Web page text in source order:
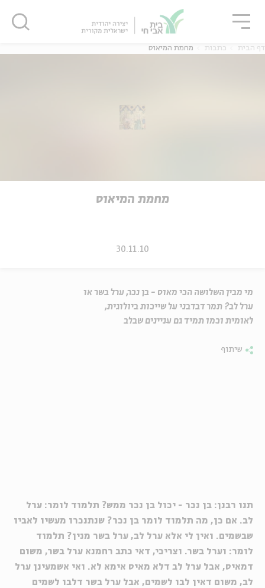
דף הבית כתבות מחמת המיאוס
מחמת המיאוס
30.11.10
מי מבין השלושה הכי מאוס - בן נכר, ערל בשר או
ערל לב? תמר דבדבני על שייכות ביולוגית,
לאומית וכמו תמיד גם עניינים שבלב
שיתוף
תנו רבנן: בן נכר - יכול בן נכר ממש? תלמוד לומר: ערל
לב. אם כן, מה תלמוד לומר בן נכר? שנתנכרו מעשיו לאביו
שבשמים. ואין לי אלא ערל לב, ערל בשר מנין? תלמוד
לומר: וערל בשר. וצריכי, דאי כתב רחמנא ערל בשר, משום
דמאיס, אבל ערל לב דלא מאיס אימא לא. ואי אשמעינן ערל
לב, משום דאין לבו לשמים, אבל ערל בשר דלבו לשמים
סגור